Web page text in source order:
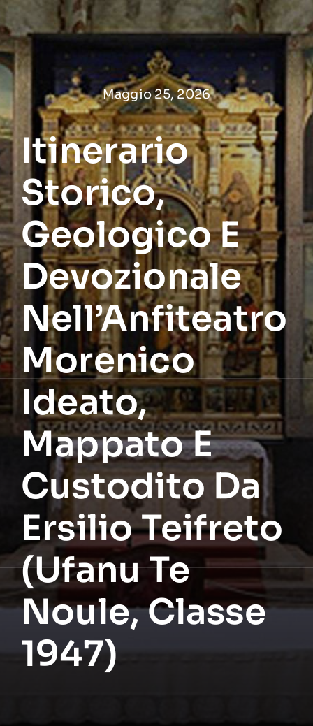
Salta
al
contenuto
Maggio 25, 2026
Itinerario
Storico,
Geologico E
Devozionale
Nell’Anfiteatro
Morenico
Ideato,
Mappato E
Custodito Da
Ersilio Teifreto
(Ufanu Te
Noule, Classe
1947)